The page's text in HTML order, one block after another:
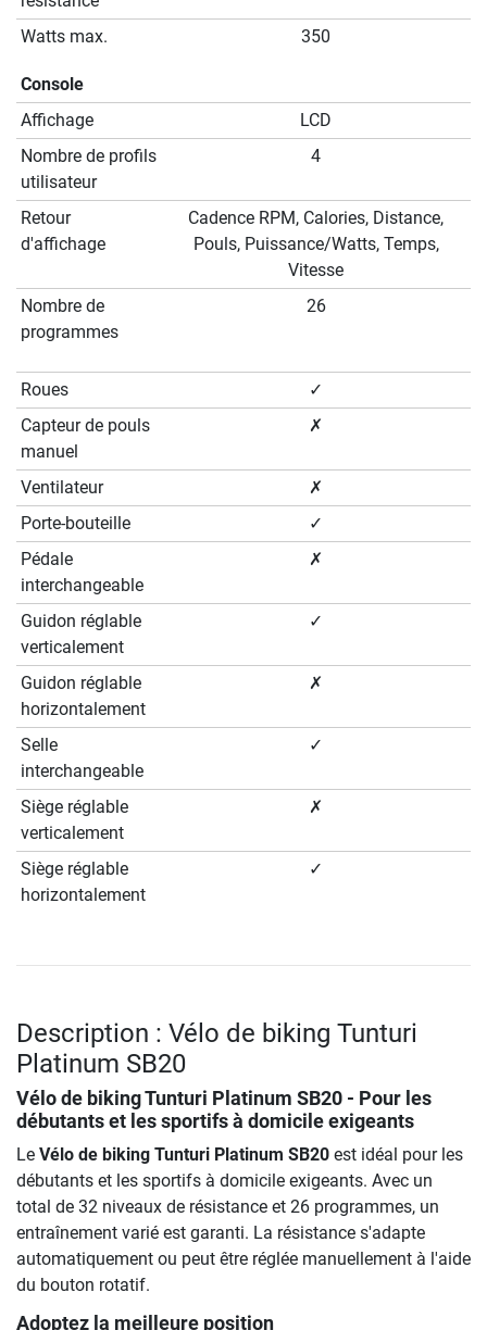
Watts max.
350
Console
Affichage
LCD
Nombre de profils
utilisateur
4
Retour
d'affichage
Cadence RPM, Calories, Distance,
Pouls, Puissance/Watts, Temps,
Vitesse
Nombre de
programmes
26
Roues
✓
Capteur de pouls
manuel
✗
Ventilateur
✗
Porte-bouteille
✓
Pédale
interchangeable
✗
Guidon réglable
verticalement
✓
Guidon réglable
horizontalement
✗
Selle
interchangeable
✓
Siège réglable
verticalement
✗
Siège réglable
horizontalement
✓
Description : Vélo de biking Tunturi
Platinum SB20
Vélo de biking Tunturi Platinum SB20 - Pour les
débutants et les sportifs à domicile exigeants
Le Vélo de biking Tunturi Platinum SB20 est idéal pour les
débutants et les sportifs à domicile exigeants. Avec un
total de 32 niveaux de résistance et 26 programmes, un
entraînement varié est garanti. La résistance s'adapte
automatiquement ou peut être réglée manuellement à l'aide
du bouton rotatif.
Adoptez la meilleure position